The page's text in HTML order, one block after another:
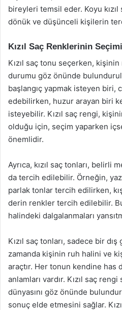
bireyleri temsil eder. Koyu
dönük ve düşünceli kişilerin
Kızıl Saç Renklerinin
Kızıl saç tonu seçerken,
durumu göz önünde
başlangıç yapmak isteyen biri,
edebilirken, huzur arayan biri
isteyebilir. Kızıl saç rengi,
olduğu için, seçim yaparken
önemlidir.
Ayrıca, kızıl saç tonları, belirli
da tercih edilebilir. Örneğin, yaz
parlak tonlar tercih edilirken,
derin renkler tercih edilebilir.
halindeki dalgalanmaları
Kızıl saç tonları, sadece bir
zamanda kişinin ruh halini ve
araçtır. Her tonun kendine has
anlamları vardır. Kızıl saç
dünyasını göz önünde
sonuç elde etmesini sağlar.